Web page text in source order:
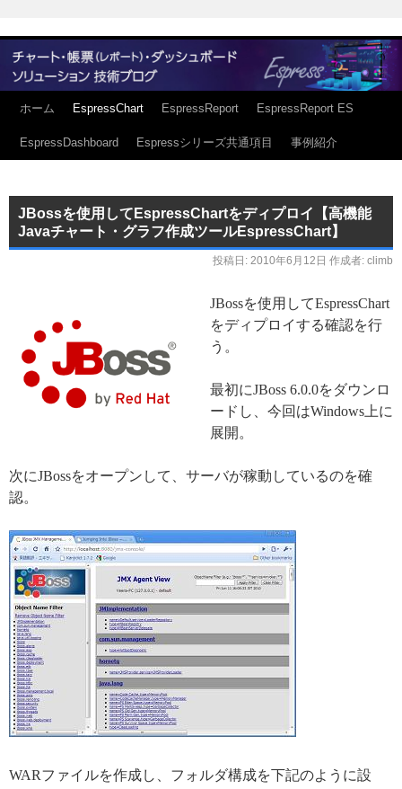
ホーム EspressChart EspressReport EspressReport ES
EspressDashboard Espressシリーズ共通項目 事例紹介
JBossを使用してEspressChartをディプロイ【高機能
Javaチャート・グラフ作成ツールEspressChart】
投稿日: 2010年6月12日 作成者: climb
JBossを使用してEspressChart
をディプロイする確認を行
う。
最初にJBoss 6.0.0をダウンロ
ードし、今回はWindows上に
展開。
次にJBossをオープンして、サーバが稼動しているのを確
認。
WARファイルを作成し、フォルダ構成を下記のように設